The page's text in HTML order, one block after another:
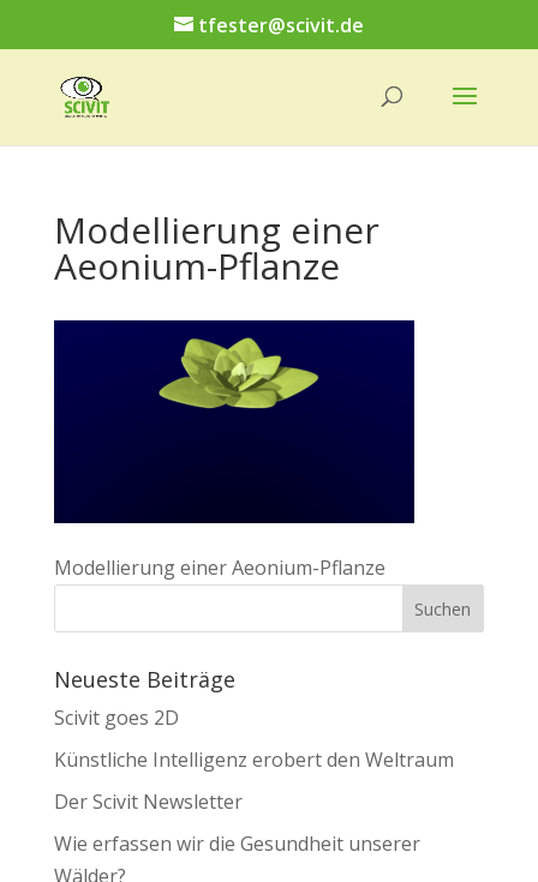
tfester@scivit.de
Modellierung einer
Aeonium-Pflanze
Modellierung einer Aeonium-Pflanze
Neueste Beiträge
Scivit goes 2D
Künstliche Intelligenz erobert den Weltraum
Der Scivit Newsletter
Wie erfassen wir die Gesundheit unserer
Wälder?